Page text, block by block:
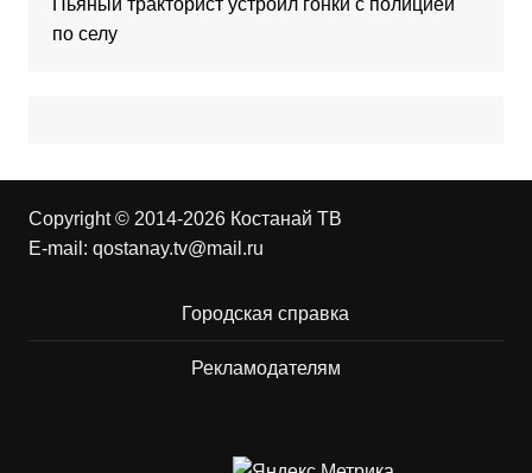
Пьяный тракторист устроил гонки с полицией
по селу
Copyright © 2014-2026 Костанай ТВ
E-mail: qostanay.tv@mail.ru
Городская справка
Рекламодателям